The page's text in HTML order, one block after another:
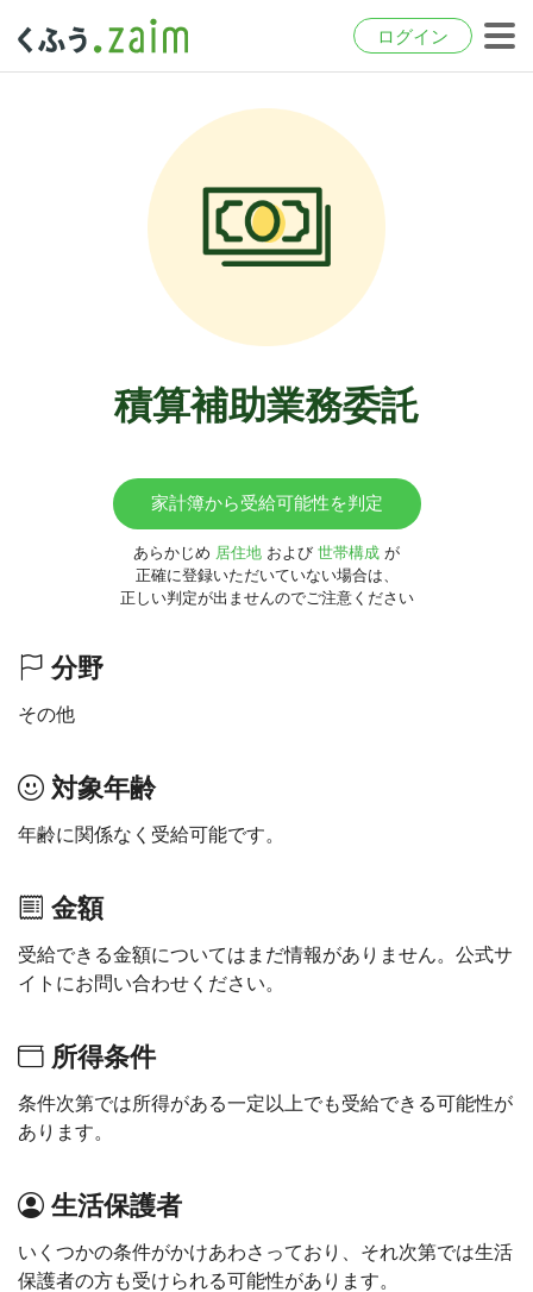
ログイン
積算補助業務委託
家計簿から受給可能性を判定
あらかじめ 居住地 および 世帯構成 が
正確に登録いただいていない場合は、
正しい判定が出ませんのでご注意ください
分野
その他
対象年齢
年齢に関係なく受給可能です。
金額
受給できる金額についてはまだ情報がありません。公式サ
イトにお問い合わせください。
所得条件
条件次第では所得がある一定以上でも受給できる可能性が
あります。
生活保護者
いくつかの条件がかけあわさっており、それ次第では生活
保護者の方も受けられる可能性があります。